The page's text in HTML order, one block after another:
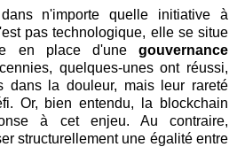
n'importe quelle initiative à
pas technologique, elle se situe
en place d'une gouvernance
quelques-unes ont réussi,
dans la douleur, mais leur rareté
Or, bien entendu, la blockchain
à cet enjeu. Au contraire,
structurellement une égalité entre